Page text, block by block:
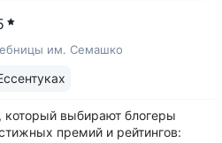
им. Семашко
который выбирают блогеры
премий и рейтингов: